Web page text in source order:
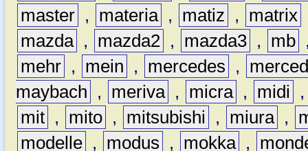
master , materia , matiz , matrix
mazda , mazda2 , mazda3 , mb
mehr , mein , mercedes ,
maybach
, meriva , micra , midi
mit , mito , mitsubishi , miura ,
modelle , modus , mokka ,